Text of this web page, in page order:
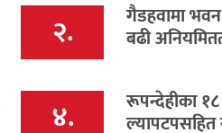
२. गैडहवामा
बढी
४. रूपन्देहीका १८
ल्यापटपसहित